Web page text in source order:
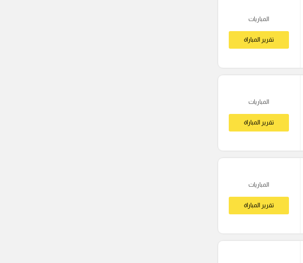
المباريات
تقرير المباراة
المباريات
تقرير المباراة
المباريات
تقرير المباراة